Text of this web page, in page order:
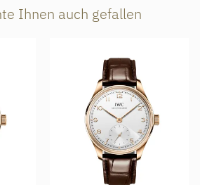
Ihnen auch gefallen